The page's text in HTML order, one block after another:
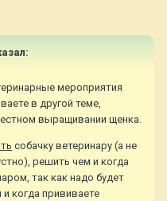
мероприятия
в другой теме,
выращивании щенка.
собачку ветеринару (а не
решить чем и когда
так как надо будет
когда прививаете